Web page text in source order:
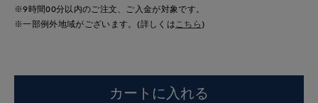
※9時間00分以内のご注文、ご入金が対象です。
※一部例外地域がございます。(詳しくは こちら )
カートに入れる